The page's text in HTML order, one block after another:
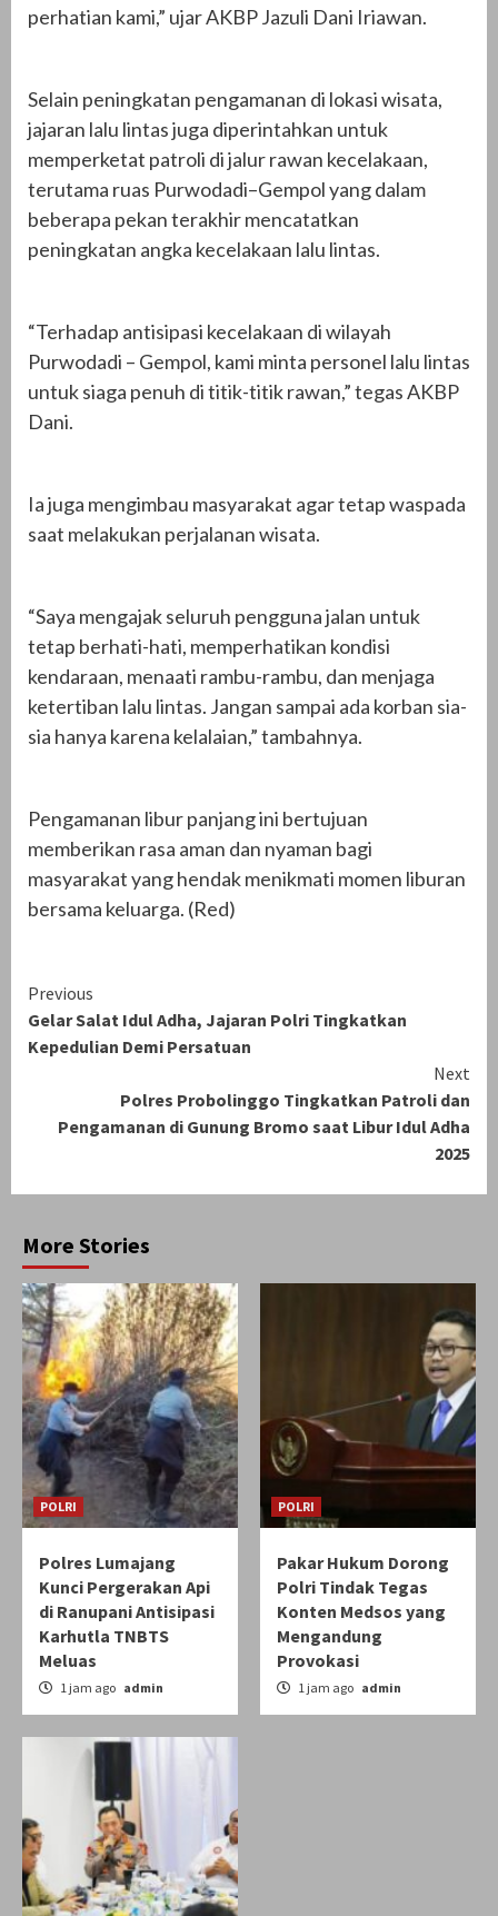
perhatian kami,” ujar AKBP Jazuli Dani Iriawan.
Selain peningkatan pengamanan di lokasi wisata,
jajaran lalu lintas juga diperintahkan untuk
memperketat patroli di jalur rawan kecelakaan,
terutama ruas Purwodadi–Gempol yang dalam
beberapa pekan terakhir mencatatkan
peningkatan angka kecelakaan lalu lintas.
“Terhadap antisipasi kecelakaan di wilayah
Purwodadi – Gempol, kami minta personel lalu lintas
untuk siaga penuh di titik-titik rawan,” tegas AKBP
Dani.
Ia juga mengimbau masyarakat agar tetap waspada
saat melakukan perjalanan wisata.
“Saya mengajak seluruh pengguna jalan untuk
tetap berhati-hati, memperhatikan kondisi
kendaraan, menaati rambu-rambu, dan menjaga
ketertiban lalu lintas. Jangan sampai ada korban sia-
sia hanya karena kelalaian,” tambahnya.
Pengamanan libur panjang ini bertujuan
memberikan rasa aman dan nyaman bagi
masyarakat yang hendak menikmati momen liburan
bersama keluarga. (Red)
Continue
Reading
Previous
Gelar Salat Idul Adha, Jajaran Polri Tingkatkan
Kepedulian Demi Persatuan
Next
Polres Probolinggo Tingkatkan Patroli dan
Pengamanan di Gunung Bromo saat Libur Idul Adha
2025
More Stories
POLRI
Polres Lumajang
Kunci Pergerakan Api
di Ranupani Antisipasi
Karhutla TNBTS
Meluas
1 jam ago admin
POLRI
Pakar Hukum Dorong
Polri Tindak Tegas
Konten Medsos yang
Mengandung
Provokasi
1 jam ago admin